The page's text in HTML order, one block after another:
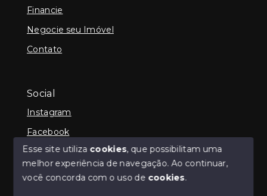
Financie
Negocie seu Imóvel
Contato
Social
Instagram
Facebook
© Copyright 2026 - iCampos Imóveis - Todos os
Esse site utiliza cookies, que possibilitam uma
melhor experiência de navegação.Ao continuar,
você concorda com o uso de cookies.